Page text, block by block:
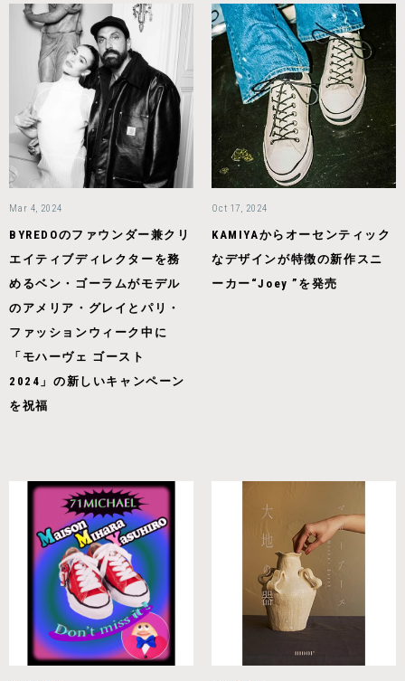
Mar 4, 2024
BYREDOのファウンダー兼クリ
エイティブディレクターを務
めるベン・ゴーラムがモデル
のアメリア・グレイとパリ・
ファッションウィーク中に
「モハーヴェ ゴースト
2024」の新しいキャンペーン
を祝福
Oct 17, 2024
KAMIYAからオーセンティック
なデザインが特徴の新作スニ
ーカー“Joey ”を発売